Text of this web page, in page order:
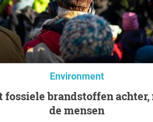
Environment
de mensen